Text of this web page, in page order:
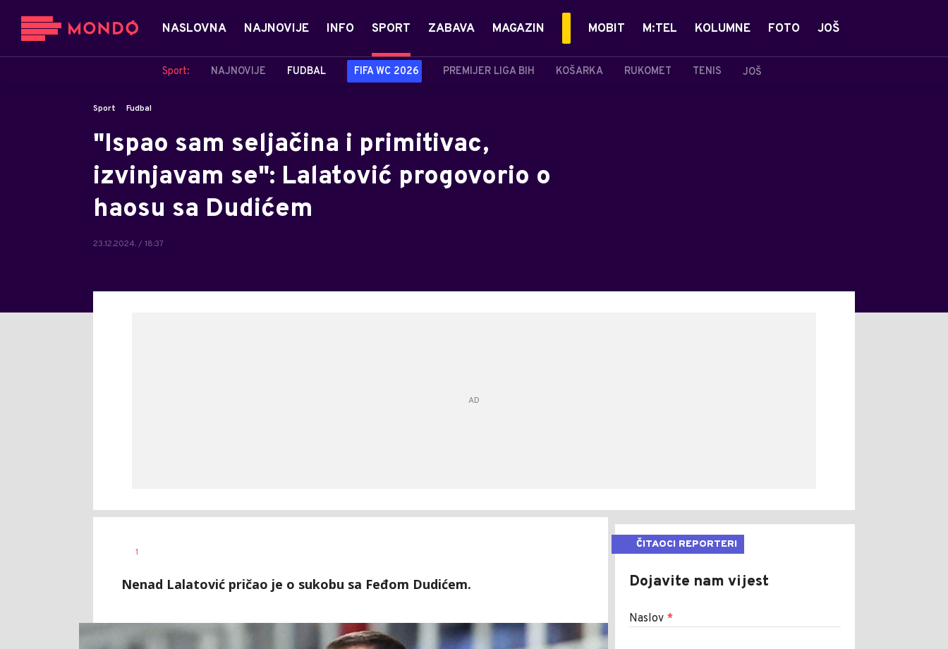
NASLOVNA NAJNOVIJE INFO SPORT
Sport: NAJNOVIJE FUDBAL FIFA WC 2026 PREMIJER LIGA BIH KOŠARKA RUKOMET TENIS JOŠ
ZABAVA MAGAZIN MOBIT M:TEL KOLUMNE FOTO JOŠ
Sport Fudbal
"Ispao sam seljačina i primitivac,
izvinjavam se": Lalatović progovorio o
haosu sa Dudićem
23.12.2024. / 18:37
AUTOR
1
Nenad Lalatović pričao je o sukobu sa Feđom Dudićem.
ČITAOCI REPORTERI
Dojavite nam vijest
Naslov *